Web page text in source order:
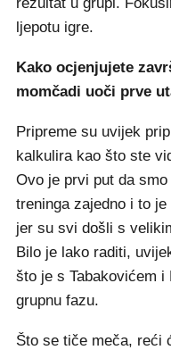
ljepotu igre.
Kako ocjenjujete
momčadi uoči prve
Pripreme su uvijek
kalkulira kao što ste
Ovo je prvi put da
treninga zajedno i to
jer su svi došli s
Bilo je lako raditi,
što je s Tabakovićem
grupnu fazu.
Što se tiče meča, reći